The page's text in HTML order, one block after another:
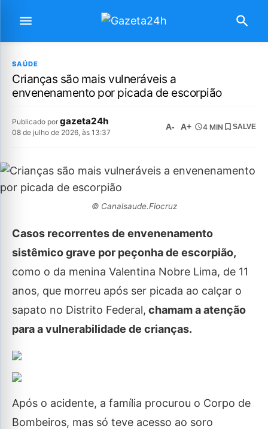
SAÚDE
Crianças são mais vulneráveis a
envenenamento por picada de escorpião
Publicado por gazeta24h
08 de julho de 2026, às 13:37
A- A+ 4 MIN SALVE
© Canalsaude.Fiocruz
Casos recorrentes de envenenamento
sistêmico grave por peçonha de escorpião,
como o da menina Valentina Nobre Lima, de 11
anos, que morreu após ser picada ao calçar o
sapato no Distrito Federal, chamam a atenção
para a vulnerabilidade de crianças.
Após o acidente, a família procurou o Corpo de
Bombeiros, mas só teve acesso ao soro